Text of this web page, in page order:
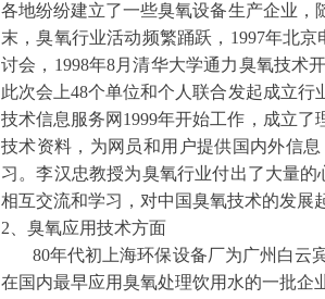
各地纷纷建立了一些臭氧设备生产企业
末，臭氧行业活动频繁踊跃， 1997年北京
讨会， 1998年8月清华大学通力臭氧技术
此次会上48个单位和个人联合发起成立
技术信息服务网 1999年开始工作，成立了
技术资料，为网员和用户提供国内外信
习。李汉忠教授为臭氧行业付出了大量
相互交流和学习，对中国臭氧技术的发展
2 、臭氧应用技术方面
80年代初上海环保设备厂为广州白云
在国内最早应用臭氧处理饮用水的一批企